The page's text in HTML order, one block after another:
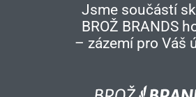
Jsme součástí
BROŽ BRANDS
– zázemí pro Váš